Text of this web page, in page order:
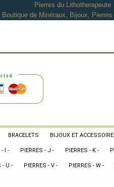
Pierres du Lithotherapeute
Boutique de Minéraux, Bijoux, Pierres
BRACELETS BIJOUX ET
- I - PIERRES - J - PIERRES - K -
- U - PIERRES - V - PIERRES - W -